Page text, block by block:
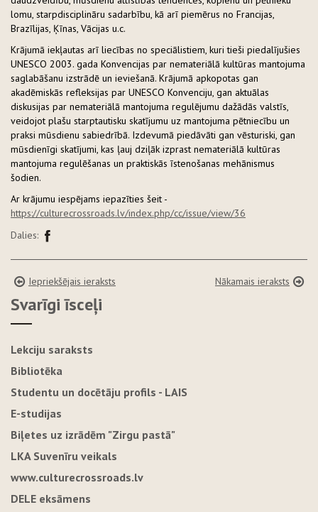
lomu, starpdisciplināru sadarbību, kā arī piemērus no Francijas,
Brazīlijas, Ķīnas, Vācijas u.c.
Krājumā iekļautas arī liecības no speciālistiem, kuri tieši piedalījušies
UNESCO 2003. gada Konvencijas par nemateriālā kultūras mantojuma
saglabāšanu izstrādē un ieviešanā. Krājumā apkopotas gan
akadēmiskās refleksijas par UNESCO Konvenciju, gan aktuālas
diskusijas par nemateriālā mantojuma regulējumu dažādās valstīs,
veidojot plašu starptautisku skatījumu uz mantojuma pētniecību un
praksi mūsdienu sabiedrībā. Izdevumā piedāvāti gan vēsturiski, gan
mūsdienīgi skatījumi, kas ļauj dziļāk izprast nemateriālā kultūras
mantojuma regulēšanas un praktiskās īstenošanas mehānismus
šodien.
Ar krājumu iespējams iepazīties šeit -
https://culturecrossroads.lv/index.php/cc/issue/view/36
Dalies:
Iepriekšējais ieraksts Nākamais ieraksts
Svarīgi īsceļi
Lekciju saraksts
Bibliotēka
Studentu un docētāju profils - LAIS
E-studijas
Biļetes uz izrādēm "Zirgu pastā"
LKA Suvenīru veikals
www.culturecrossroads.lv
DELE eksāmens